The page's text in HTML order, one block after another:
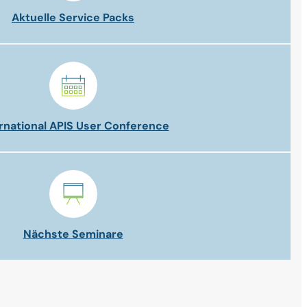
Aktuelle Service Packs
APIS User Conference
Nächste Seminare